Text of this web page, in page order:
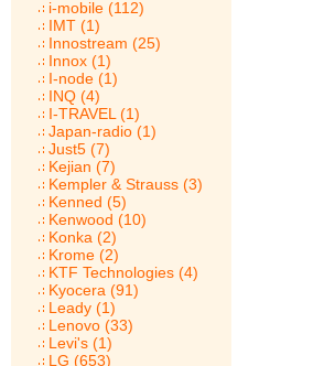
i-mobile (112)
IMT (1)
Innostream (25)
Innox (1)
I-node (1)
INQ (4)
I-TRAVEL (1)
Japan-radio (1)
Just5 (7)
Kejian (7)
Kempler & Strauss (3)
Kenned (5)
Kenwood (10)
Konka (2)
Krome (2)
KTF Technologies (4)
Kyocera (91)
Leady (1)
Lenovo (33)
Levi's (1)
LG (653)